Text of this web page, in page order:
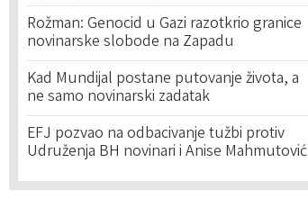
Rožman: Genocid u Gazi razotkrio granice
novinarske slobode na Zapadu
Kad Mundijal postane putovanje života, a
ne samo novinarski zadatak
EFJ pozvao na odbacivanje tužbi protiv
Udruženja BH novinari i Anise Mahmutović